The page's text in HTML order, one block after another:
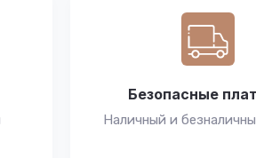
Безопасные
Наличный и